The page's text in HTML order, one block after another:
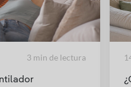
3 min de lectura